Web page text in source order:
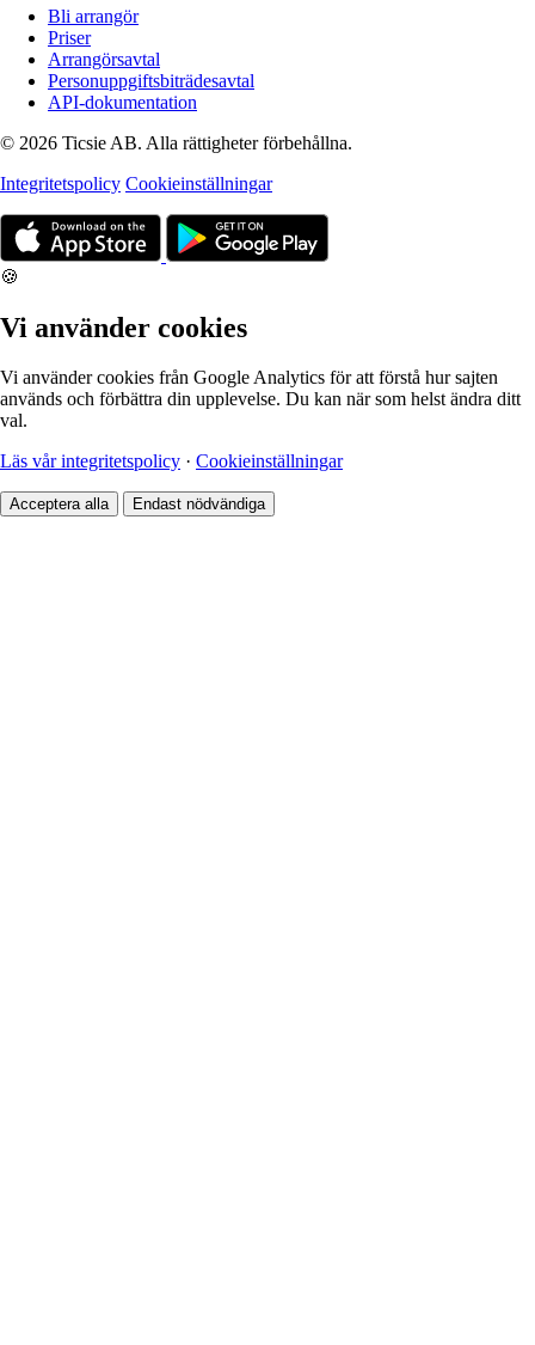
Bli arrangör
Priser
Arrangörsavtal
Personuppgiftsbiträdesavtal
API-dokumentation
© 2026 Ticsie AB. Alla rättigheter förbehållna.
Integritetspolicy Cookieinställningar
🍪
Vi använder cookies
Vi använder cookies från Google Analytics för att förstå hur sajten
används och förbättra din upplevelse. Du kan när som helst ändra ditt
val.
Läs vår integritetspolicy · Cookieinställningar
Acceptera alla Endast nödvändiga